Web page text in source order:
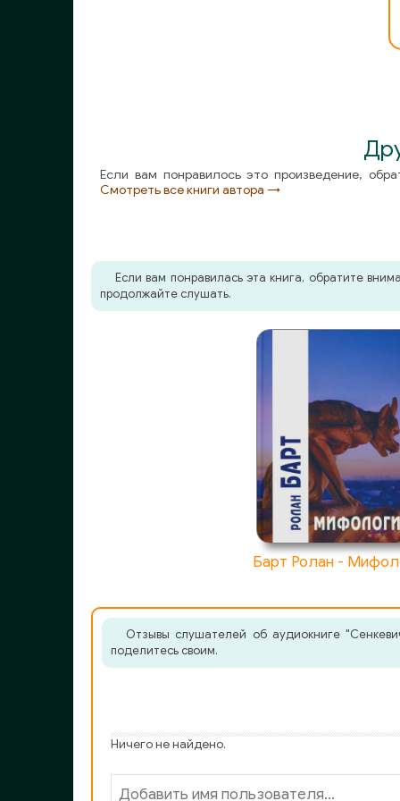
Ognem24
Ognem26
Ognem27
Если вам понравилось это произведение,
Смотреть все книги автора →
Если вам понравилась эта книга, обратите
продолжайте слушать.
Барт Ролан -
Отзывы слушателей об аудиокниге
поделитесь своим.
Ничего не найдено.